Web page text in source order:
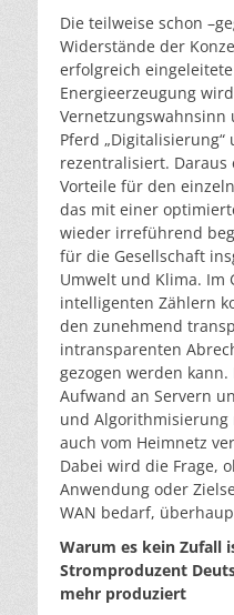
Die teilweise schon
Widerstände der
erfolgreich
Energieerzeugung
Pferd
rezentralisiert. Daraus
Vorteile für den
das mit einer
wieder irreführend
für die Gesellschaft
Umwelt und Klima. Im
intelligenten Zählern
den zunehmend
intransparenten
gezogen werden
Aufwand an Servern
und Algorithmisierung
auch vom Heimnetz
Dabei wird die Frage,
Anwendung oder
WAN bedarf,
Warum es kein Zufall
Stromproduzent
mehr produziert